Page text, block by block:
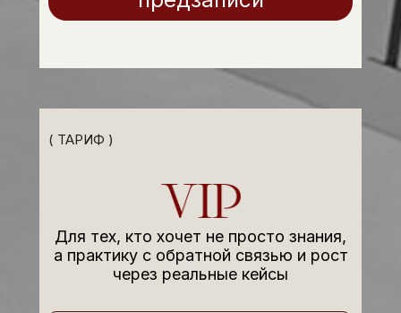
Для тех, кто хочет не просто знания,
а практику с обратной связью и рост
через реальные кейсы
( ТАРИФ )